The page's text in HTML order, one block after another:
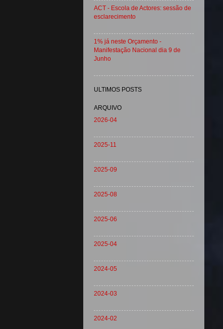
ACT - Escola de Actores: sessão de
esclarecimento
1% já neste Orçamento -
Manifestação Nacional dia 9 de
Junho
ULTIMOS POSTS
ARQUIVO
2026-04
2025-11
2025-09
2025-08
2025-06
2025-04
2024-05
2024-03
2024-02